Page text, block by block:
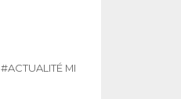
#ACTUALITÉ MILITAIRE